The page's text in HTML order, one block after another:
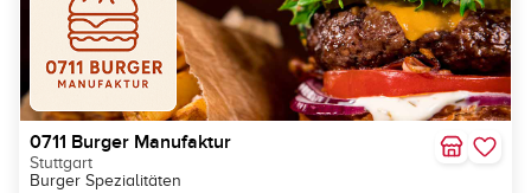
0711 Burger Manufaktur
Stuttgart
Burger Spezialitäten